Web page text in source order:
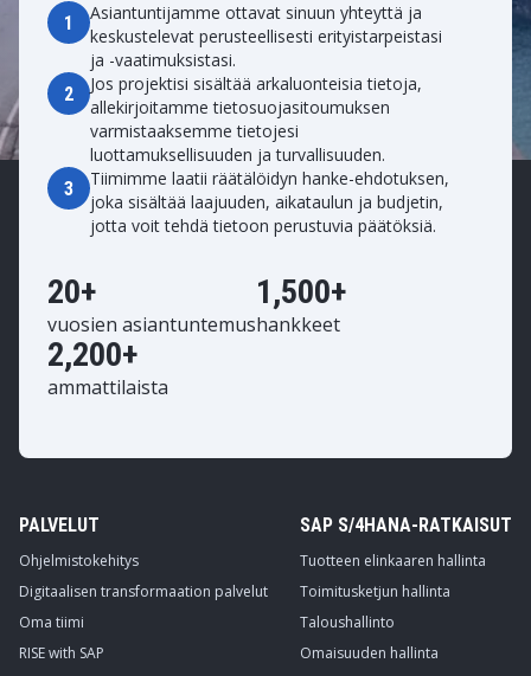
1
Asiantuntijamme ottavat sinuun yhteyttä ja
keskustelevat perusteellisesti erityistarpeistasi
ja -vaatimuksistasi.
2
Jos projektisi sisältää arkaluonteisia tietoja,
allekirjoitamme tietosuojasitoumuksen
varmistaaksemme tietojesi
luottamuksellisuuden ja turvallisuuden.
3
Tiimimme laatii räätälöidyn hanke-ehdotuksen,
joka sisältää laajuuden, aikataulun ja budjetin,
jotta voit tehdä tietoon perustuvia päätöksiä.
20+
vuosien asiantuntemus
1,500+
hankkeet
2,200+
ammattilaista
PALVELUT
Ohjelmistokehitys
Digitaalisen transformaation palvelut
Oma tiimi
RISE with SAP
SAP S/4HANA-RATKAISUT
Tuotteen elinkaaren hallinta
Toimitusketjun hallinta
Taloushallinto
Omaisuuden hallinta